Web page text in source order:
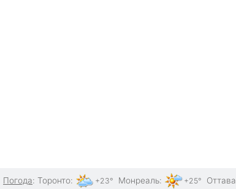
Погода: Торонто: +23° Монреаль: +25° Оттава